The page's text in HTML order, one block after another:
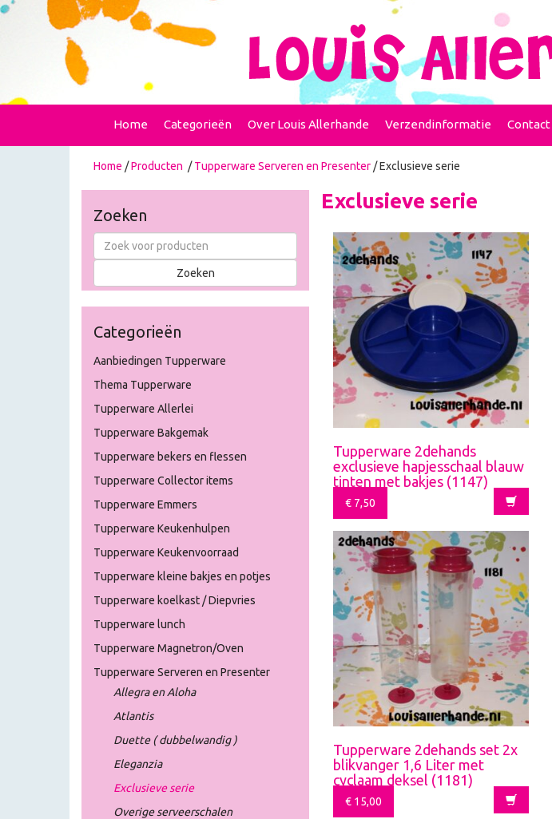
Home Categorieën Over Louis Allerhande Verzendinformatie Contact
Home /Producten /Tupperware Serveren en Presenter / Exclusieve serie
Zoeken
Categorieën
Aanbiedingen Tupperware
Thema Tupperware
Tupperware Allerlei
Tupperware Bakgemak
Tupperware bekers en flessen
Tupperware Collector items
Tupperware Emmers
Tupperware Keukenhulpen
Tupperware Keukenvoorraad
Tupperware kleine bakjes en potjes
Tupperware koelkast / Diepvries
Tupperware lunch
Tupperware Magnetron/Oven
Tupperware Serveren en Presenter
Allegra en Aloha
Atlantis
Duette ( dubbelwandig )
Eleganzia
Exclusieve serie
Overige serveerschalen
Exclusieve serie
Tupperware 2dehands
exclusieve hapjesschaal blauw
tinten met bakjes (1147)
€ 7,50
Tupperware 2dehands set 2x
blikvanger 1,6 Liter met
cyclaam deksel (1181)
€ 15,00